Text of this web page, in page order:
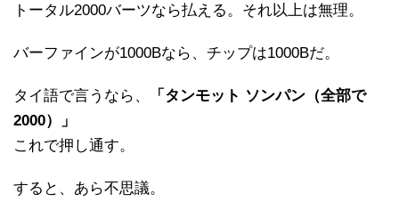
トータル2000バーツなら払える。それ以上は無理。
バーファインが1000Bなら、チップは1000Bだ。
タイ語で言うなら、
「タンモット ソンパン（全部で
2000）」
これで押し通す。
すると、あら不思議。